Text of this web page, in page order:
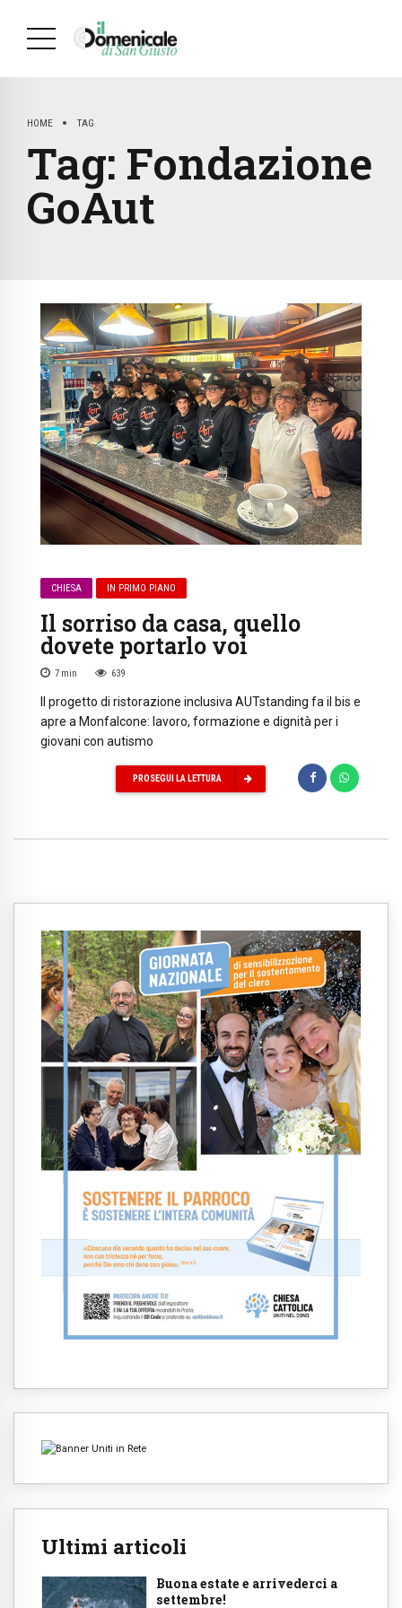
HOME TAG
Tag: Fondazione
GoAut
CHIESA IN PRIMO PIANO
Il sorriso da casa, quello
dovete portarlo voi
7 min 639
Il progetto di ristorazione inclusiva AUTstanding fa il bis e
apre a Monfalcone: lavoro, formazione e dignità per i
giovani con autismo
PROSEGUI LA LETTURA
Ultimi articoli
Buona estate e arrivederci a
settembre!